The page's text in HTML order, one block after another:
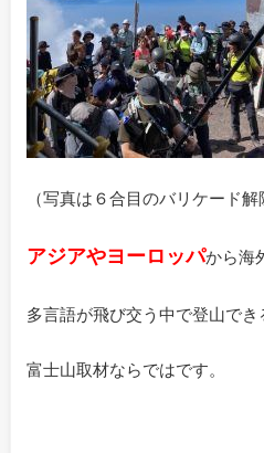
（写真は６合目のバリケード解
アジアやヨーロッパから海
多言語が飛び交う中で登山でき
富士山取材ならではです。